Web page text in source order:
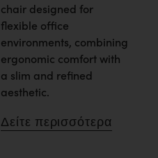
chair designed for
flexible office
environments, combining
ergonomic comfort with
a slim and refined
aesthetic.
Δείτε περισσότερα